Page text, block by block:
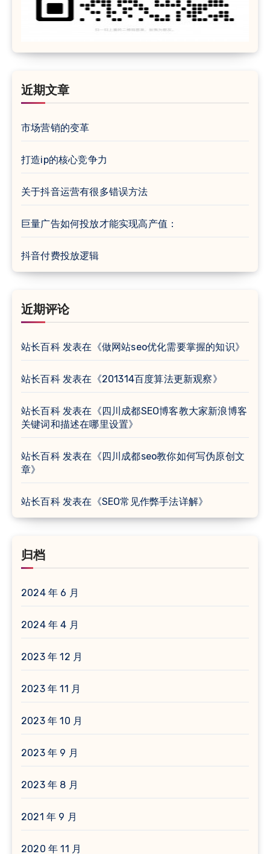
近期文章
市场营销的变革
打造ip的核心竞争力
关于抖音运营有很多错误方法
巨量广告如何投放才能实现高产值：
抖音付费投放逻辑
近期评论
站长百科发表在《做网站seo优化需要掌握的知识》
站长百科发表在《201314百度算法更新观察》
站长百科发表在《四川成都SEO博客教大家新浪博客
关键词和描述在哪里设置》
站长百科发表在《四川成都seo教你如何写伪原创文
章》
站长百科发表在《SEO常见作弊手法详解》
归档
2024 年 6 月
2024 年 4 月
2023 年 12 月
2023 年 11 月
2023 年 10 月
2023 年 9 月
2023 年 8 月
2021 年 9 月
2020 年 11 月